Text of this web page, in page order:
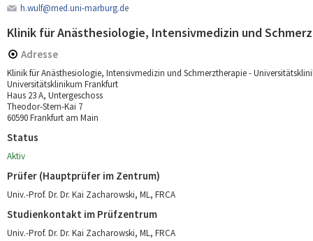
h.wulf@med.uni-marburg.de
Klinik für Anästhesiologie, Intensivmedizin und
Adresse
Klinik für Anästhesiologie, Intensivmedizin und Schmerztherapie -
Universitätsklinikum Frankfurt
Haus 23 A, Untergeschoss
Theodor-Stern-Kai 7
60590 Frankfurt am Main
Status
Aktiv
Prüfer (Hauptprüfer im Zentrum)
Univ.-Prof. Dr. Dr. Kai Zacharowski, ML, FRCA
Studienkontakt im Prüfzentrum
Univ.-Prof. Dr. Dr. Kai Zacharowski, ML, FRCA